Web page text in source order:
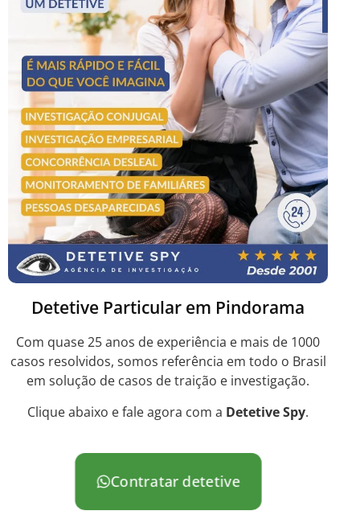
Detetive Particular em Pindorama
Com quase 25 anos de experiência e mais de 1000
casos resolvidos, somos referência em todo o Brasil
em solução de casos de traição e investigação.
Clique abaixo e fale agora com a Detetive Spy.
Contratar detetive